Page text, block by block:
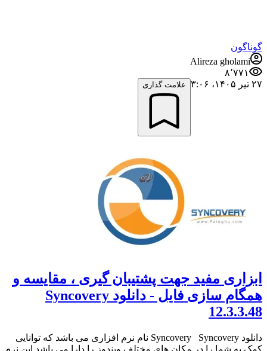
گوناگون
Alireza gholami
۸٬۷۷۱
۲۷ تیر ۱۴۰۵،‏ ۳:۰۶
علامت گذاری
ابزاری مفید جهت پشتیبان گیری ، مقایسه و
همگام سازی فایل - دانلود Syncovery
12.3.3.48
دانلود Syncovery Syncovery نام نرم افزاری می باشد که توانایی
کمک به شما را در مکان های مختلف ویندوز را دارا می باشد.این نرم